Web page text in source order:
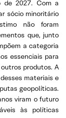
de 2027. Com a
sócio minoritário
não foram
que, junto
a categoria
essenciais para
produtos. A
materiais e
geopolíticas.
viram o futuro
às políticas